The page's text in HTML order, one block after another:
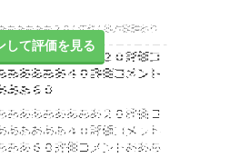
して評価を見る